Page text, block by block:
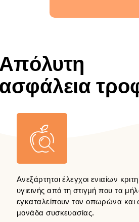
Απόλυτη
ασφάλεια
Ανεξάρτητοι έλεγχοι ενιαίων
υγιεινής από τη στιγμή που τα
εγκαταλείπουν τον οπωρώνα και
μονάδα συσκευασίας.